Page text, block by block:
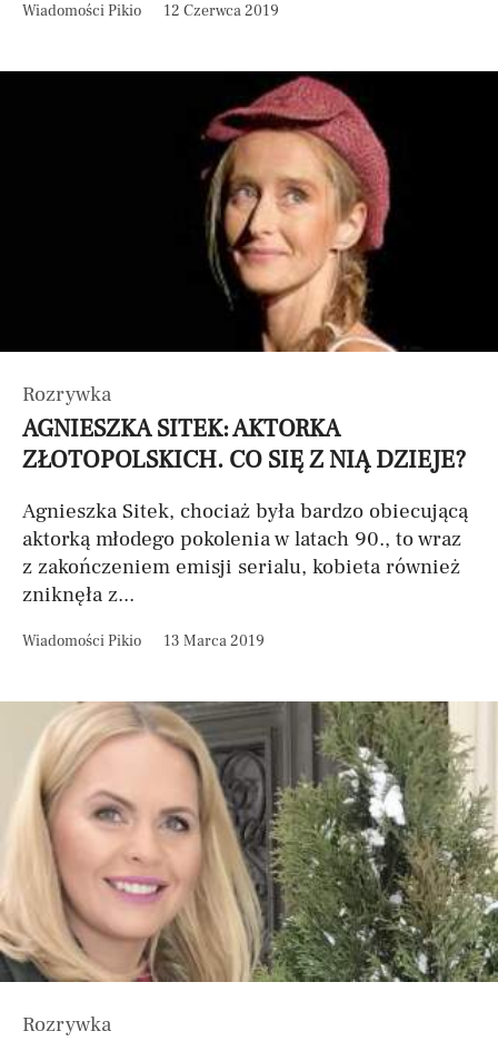
Wiadomości Pikio 12 Czerwca 2019
Rozrywka
AGNIESZKA SITEK: AKTORKA
ZŁOTOPOLSKICH. CO SIĘ Z NIĄ DZIEJE?
Agnieszka Sitek, chociaż była bardzo obiecującą
aktorką młodego pokolenia w latach 90., to wraz
z zakończeniem emisji serialu, kobieta również
zniknęła z...
Wiadomości Pikio 13 Marca 2019
Rozrywka